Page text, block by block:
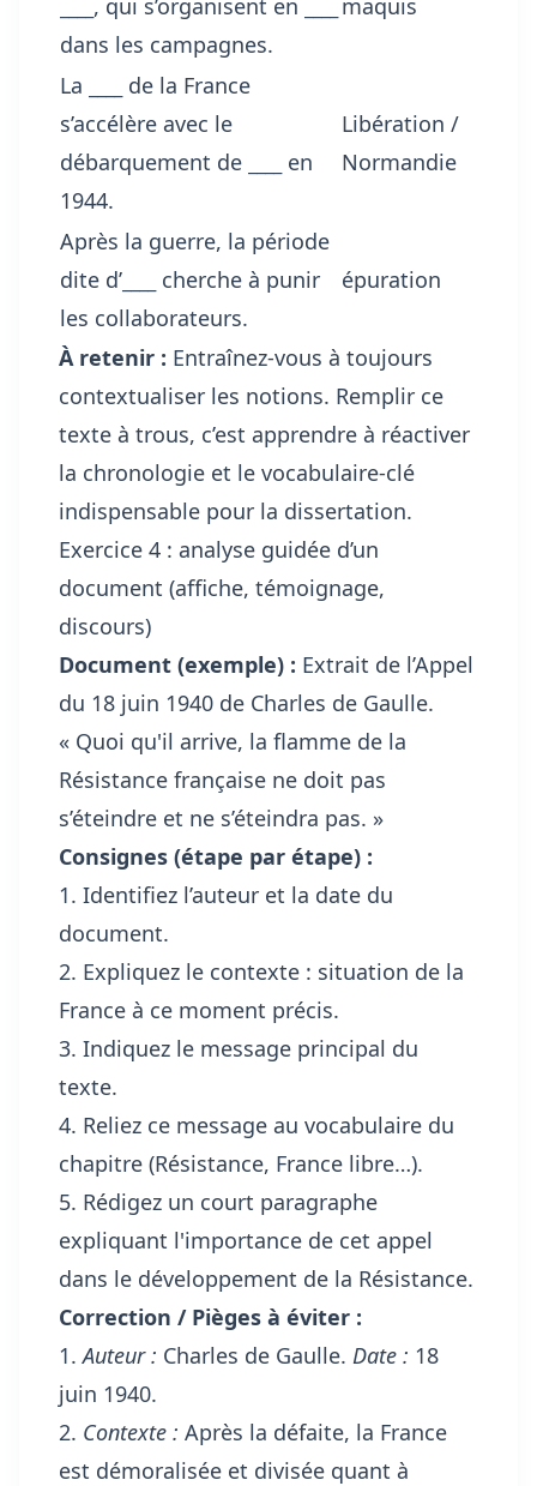
, qui s’organisent en
dans les campagnes.
maquis
La
de la France
s’accélère avec le
débarquement de
en
1944.
Libération /
Normandie
Après la guerre, la période
dite d’
cherche à punir
les collaborateurs.
épuration
À retenir : Entraînez-vous à toujours
contextualiser les notions. Remplir ce
texte à trous, c’est apprendre à réactiver
la chronologie et le vocabulaire-clé
indispensable pour la dissertation.
Exercice 4 : analyse guidée d’un
document (affiche, témoignage,
discours)
Document (exemple) : Extrait de l’Appel
du 18 juin 1940 de Charles de Gaulle.
« Quoi qu'il arrive, la flamme de la
Résistance française ne doit pas
s’éteindre et ne s’éteindra pas. »
Consignes (étape par étape) :
1. Identifiez l’auteur et la date du
document.
2. Expliquez le contexte : situation de la
France à ce moment précis.
3. Indiquez le message principal du
texte.
4. Reliez ce message au vocabulaire du
chapitre (Résistance, France libre…).
5. Rédigez un court paragraphe
expliquant l'importance de cet appel
dans le développement de la Résistance.
Correction / Pièges à éviter :
1.Auteur : Charles de Gaulle. Date : 18
juin 1940.
2. Contexte : Après la défaite, la France
est démoralisée et divisée quant à